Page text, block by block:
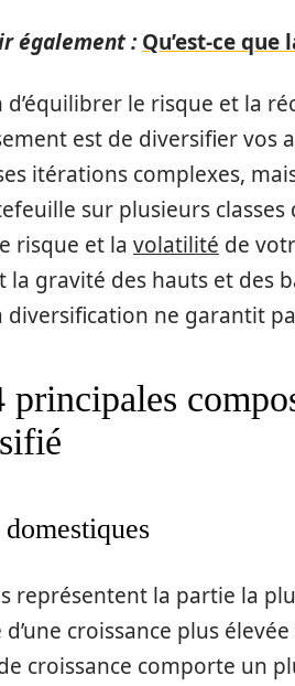
également : Qu’est-ce que
d’équilibrer le risque et la
est de diversifier
itérations complexes,
sur plusieurs classes
risque et la volatilité de
la gravité des hauts et des
diversification ne garantit
principales
représentent la partie la
croissance plus
croissance comporte un